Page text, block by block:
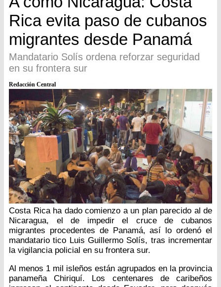
Rica evita paso de cubanos
migrantes desde Panamá
Mandatario Solís ordena reforzar seguridad
en su frontera sur
Redacción Central
Costa Rica ha dado comienzo a un plan parecido al de
Nicaragua, el de impedir el cruce de cubanos
migrantes procedentes de Panamá, así lo ordenó el
mandatario tico Luis Guillermo Solís, tras incrementar
la vigilancia policial en su frontera sur.
Al menos 1 mil isleños están agrupados en la provincia
panameña Chiriquí. Los centenares de caribeños